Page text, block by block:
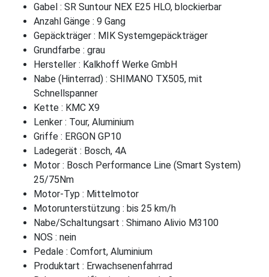
Gabel : SR Suntour NEX E25 HLO, blockierbar
Anzahl Gänge : 9 Gang
Gepäckträger : MIK Systemgepäckträger
Grundfarbe : grau
Hersteller : Kalkhoff Werke GmbH
Nabe (Hinterrad) : SHIMANO TX505, mit
Schnellspanner
Kette : KMC X9
Lenker : Tour, Aluminium
Griffe : ERGON GP10
Ladegerät : Bosch, 4A
Motor : Bosch Performance Line (Smart System)
25/75Nm
Motor-Typ : Mittelmotor
Motorunterstützung : bis 25 km/h
Nabe/Schaltungsart : Shimano Alivio M3100
NOS : nein
Pedale : Comfort, Aluminium
Produktart : Erwachsenenfahrrad